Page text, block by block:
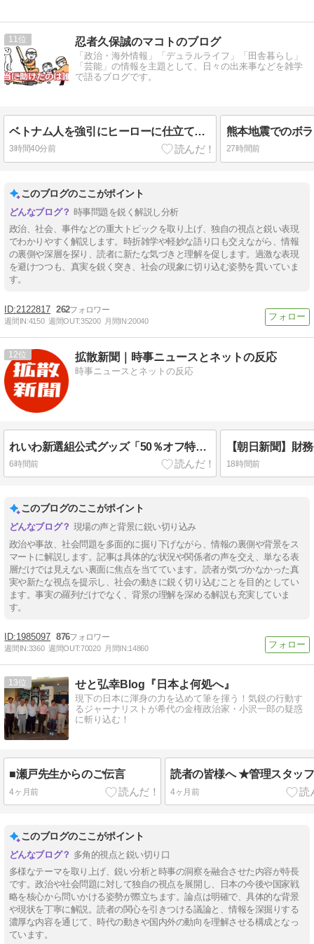
11 忍者久保誠のマコトのブログ
「政治・海外情報」「デュラルライフ」「田舎暮らし」
「芸能」の情報を主題として、日々の出来事などを雑学
で語るブログです。
ベトナム人を強引にヒーローに仕立て上げるマスゴミの悪辣さ
3時間40分前 27時間前
このブログのここがポイント
時事問題を鋭く解説し分析
政治、社会、事件などの重大トピックを取り上げ、独自の視点と鋭い表現
でわかりやすく解説します。時折雑学や軽妙な語り口も交えながら、情報
の裏側や深層を探り、読者に新たな気づきと理解を促します。過激な表現
を避けつつも、真実を鋭く突き、社会の現象に切り込む姿勢を貫いていま
す。
2122817 262
週間IN:4150 週間OUT:35200 月間IN:20040
12 拡散新聞｜時事ニュースとネットの反応
時事ニュースとネットの反応
れいわ新選組公式グッズ「50％オフ特別セール」のお知らせ ➾ ネット「タダでもいらんもんが半額になったところで…」「逆にこれを買う奴の名簿が高く売れるだろ」
6時間前 18時間前
このブログのここがポイント
現場の声と背景に鋭い切り込み
政治や事故、社会問題を多面的に掘り下げながら、情報の裏側や背景をス
マートに解説します。記事は具体的な状況や関係者の声を交え、単なる表
層だけでは見えない裏面に焦点を当てています。読者が気づかなかった真
実や新たな視点を提示し、社会の動きに鋭く切り込むことを目的としてい
ます。事実の羅列だけでなく、背景の理解を深める解説も充実していま
す。
1985097 876
週間IN:3360 週間OUT:70020 月間IN:14860
13 せと弘幸Blog『日本よ何処へ』
現下の日本に渾身の力を込めて筆を揮う！気鋭の行動す
るジャーナリストが希代の金権政治家・小沢一郎の疑惑
に斬り込む！
■瀬戸先生からのご伝言
4ヶ月前
読者の皆様へ ★管理スタッ
4ヶ月前
このブログのここがポイント
多角的視点と鋭い切り口
多様なテーマを取り上げ、鋭い分析と時事の洞察を融合させた内容が特長
です。政治や社会問題に対して独自の視点を展開し、日本の今後や国家戦
略を核心から問いかける姿勢が際立ちます。論点は明確で、具体的な背景
や現状を丁寧に解説。読者の関心を引きつける議論と、情報を深掘りする
濃厚な内容を通じて、時代の動きや国内外の動向を理解させる構成となっ
ています。